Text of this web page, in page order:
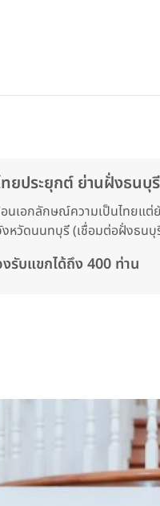
ประยุกต์ ย่านฝั่งธนบุ
นเอกลักษณ์ความเป็นไทยแ
วัดนนทบุรี (เชื่อมต่อฝั่งธนบุ
รับแขกได้ถึง 400 ท่าน